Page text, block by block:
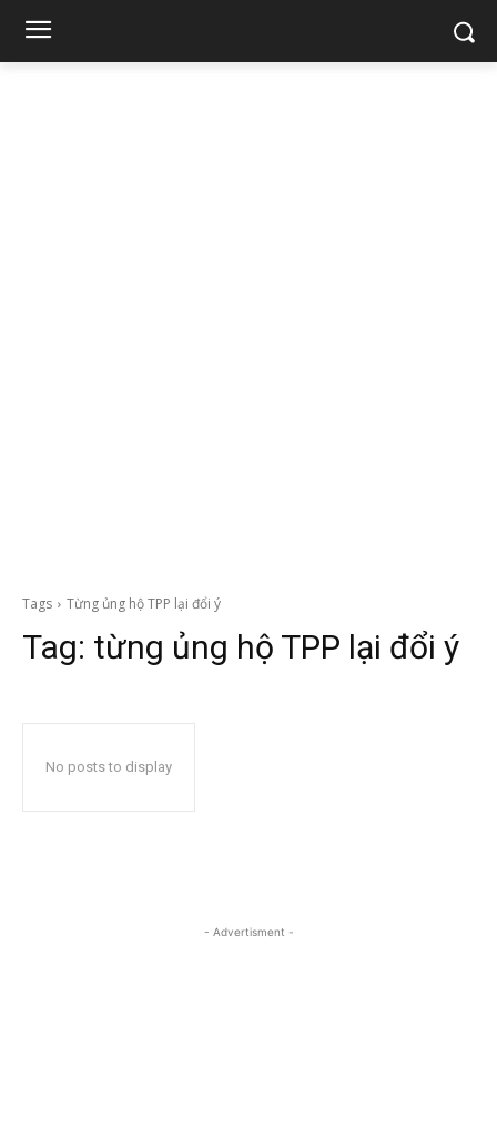
Tags Từng ủng hộ TPP lại đổi ý
Tag: từng ủng hộ TPP lại đổi ý
No posts to display
- Advertisment -